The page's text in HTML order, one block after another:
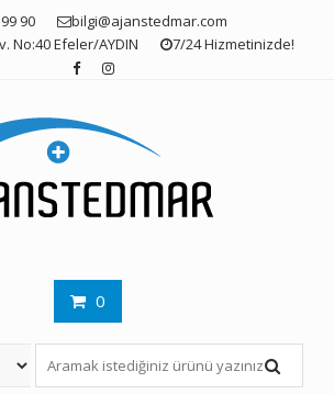
90
bilgi@ajanstedmar.com
No:40 Efeler/AYDIN
7/24 Hizmetinizde!
0